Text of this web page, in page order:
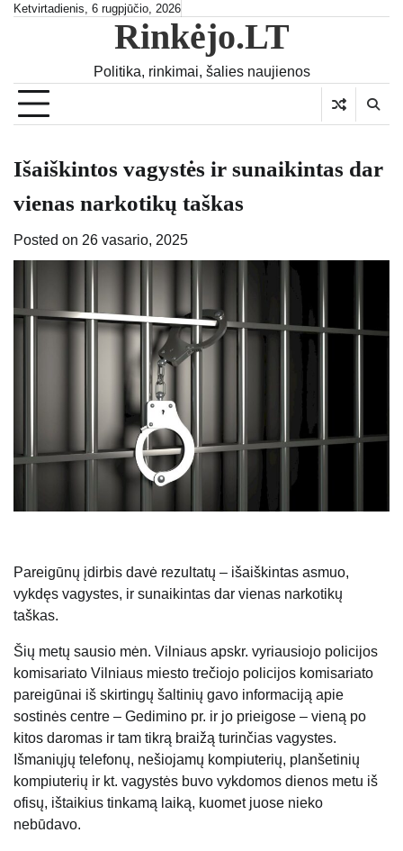
SkipKetvirtadienis, 6 rugpjūčio, 2026
Rinkėjo.LT
Politika, rinkimai, šalies naujienos
Išaiškintos vagystės ir sunaikintas dar
vienas narkotikų taškas
Posted on 26 vasario, 2025
Pareigūnų įdirbis davė rezultatų – išaiškintas asmuo,
vykdęs vagystes, ir sunaikintas dar vienas narkotikų
taškas.
Šių metų sausio mėn. Vilniaus apskr. vyriausiojo policijos
komisariato Vilniaus miesto trečiojo policijos komisariato
pareigūnai iš skirtingų šaltinių gavo informaciją apie
sostinės centre – Gedimino pr. ir jo prieigose – vieną po
kitos daromas ir tam tikrą braižą turinčias vagystes.
Išmaniųjų telefonų, nešiojamų kompiuterių, planšetinių
kompiuterių ir kt. vagystės buvo vykdomos dienos metu iš
ofisų, ištaikius tinkamą laiką, kuomet juose nieko
nebūdavo.